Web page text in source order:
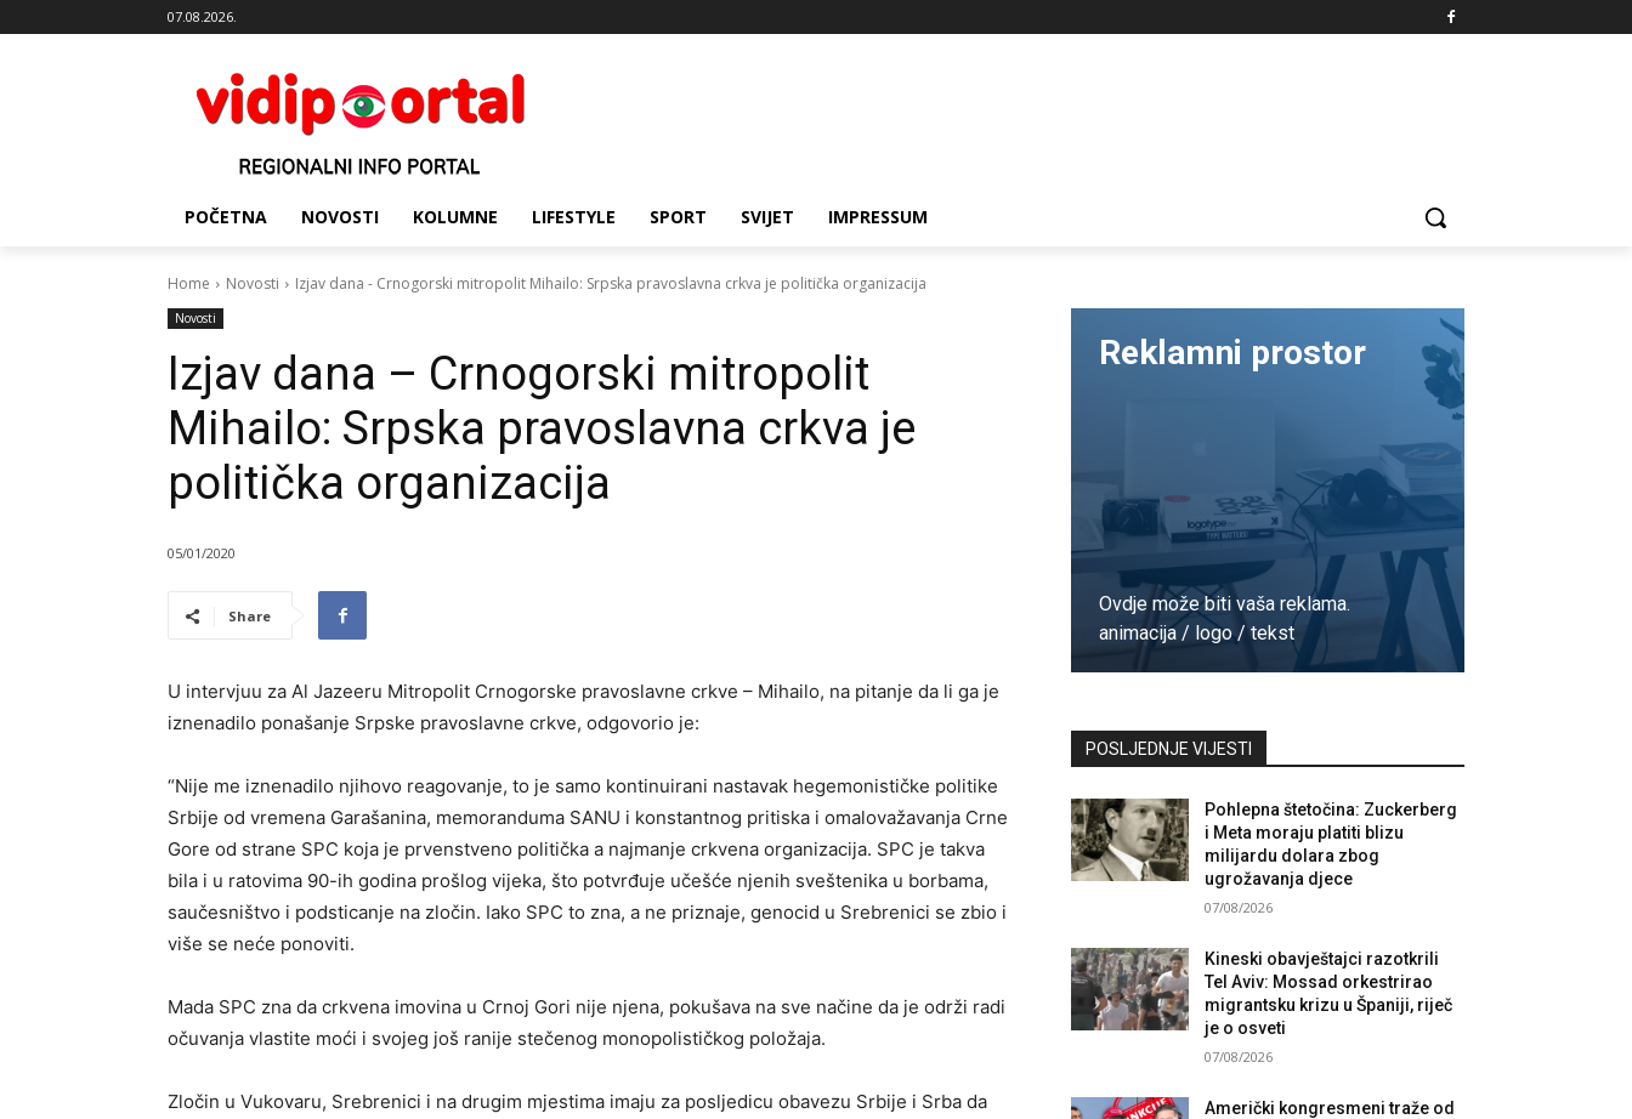
07.08.2026.
POČETNA NOVOSTI KOLUMNE LIFESTYLE SPORT SVIJET IMPRESSUM
Home Novosti Izjav dana - Crnogorski mitropolit Mihailo: Srpska pravoslavna crkva je politička organizacija
Novosti
Izjav dana – Crnogorski mitropolit
Mihailo: Srpska pravoslavna crkva je
politička organizacija
05/01/2020
Share
U intervjuu za Al Jazeeru Mitropolit Crnogorske pravoslavne crkve – Mihailo, na pitanje da li ga je
iznenadilo ponašanje Srpske pravoslavne crkve, odgovorio je:
“Nije me iznenadilo njihovo reagovanje, to je samo kontinuirani nastavak hegemonističke politike
Srbije od vremena Garašanina, memoranduma SANU i konstantnog pritiska i omalovažavanja Crne
Gore od strane SPC koja je prvenstveno politička a najmanje crkvena organizacija. SPC je takva
bila i u ratovima 90-ih godina prošlog vijeka, što potvrđuje učešće njenih sveštenika u borbama,
saučesništvo i podsticanje na zločin. Iako SPC to zna, a ne priznaje, genocid u Srebrenici se zbio i
više se neće ponoviti.
Mada SPC zna da crkvena imovina u Crnoj Gori nije njena, pokušava na sve načine da je održi radi
očuvanja vlastite moći i svojeg još ranije stečenog monopolističkog položaja.
Zločin u Vukovaru, Srebrenici i na drugim mjestima imaju za posljedicu obavezu Srbije i Srba da
Reklamni prostor
Ovdje može biti vaša reklama.
animacija / logo / tekst
POSLJEDNJE VIJESTI
Pohlepna štetočina: Zuckerberg
i Meta moraju platiti blizu
milijardu dolara zbog
ugrožavanja djece
07/08/2026
Kineski obavještajci razotkrili
Tel Aviv: Mossad orkestrirao
migrantsku krizu u Španiji, riječ
je o osveti
07/08/2026
Američki kongresmeni traže od